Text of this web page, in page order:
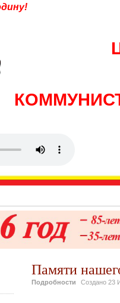
Памяти
Подробности Создано 23